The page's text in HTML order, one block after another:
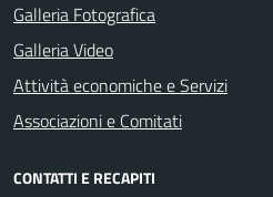
Galleria Fotografica
Galleria Video
Attività economiche e Servizi
Associazioni e Comitati
CONTATTI E RECAPITI